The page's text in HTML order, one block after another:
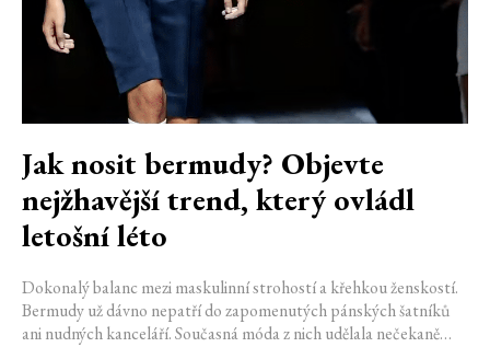
Jak nosit bermudy? Objevte
nejžhavější trend, který ovládl
letošní léto
Dokonalý balanc mezi maskulinní strohostí a křehkou ženskostí.
Bermudy už dávno nepatří do zapomenutých pánských šatníků
ani nudných kanceláří. Současná móda z nich udělala nečekaně